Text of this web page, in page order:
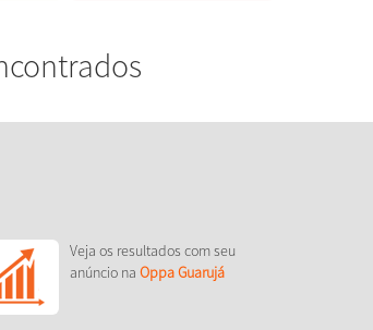
Veja os resultados com seu
anúncio na Oppa Guarujá